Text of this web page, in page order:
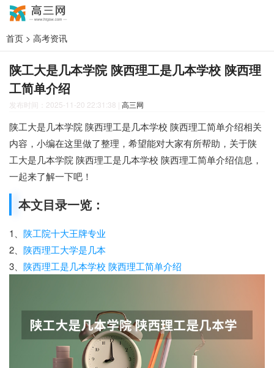
首页 > 高考资讯
陕工大是几本学院 陕西理工是几本学校 陕西理
工简单介绍
发布时间：2025-11-20 22:31:38 | 高三网
陕工大是几本学院 陕西理工是几本学校 陕西理工简单介绍相关
内容，小编在这里做了整理，希望能对大家有所帮助，关于陕
工大是几本学院 陕西理工是几本学校 陕西理工简单介绍信息，
一起来了解一下吧！
本文目录一览：
1、 陕工院十大王牌专业
2、 陕西理工大学是几本
3、 陕西理工是几本学校 陕西理工简单介绍